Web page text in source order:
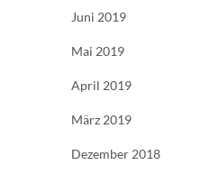
Juni 2019
Mai 2019
April 2019
März 2019
Dezember 2018